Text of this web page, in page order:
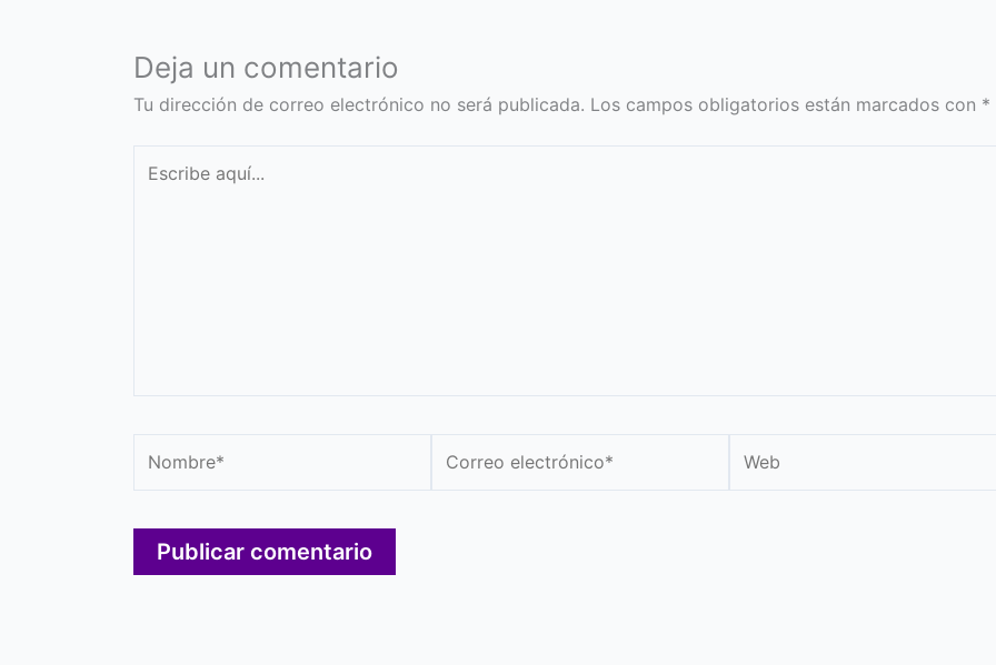
Deja un comentario
Tu dirección de correo electrónico no será publicada. Los campos obligatorios están marcados con *
aquí...
electrónico*